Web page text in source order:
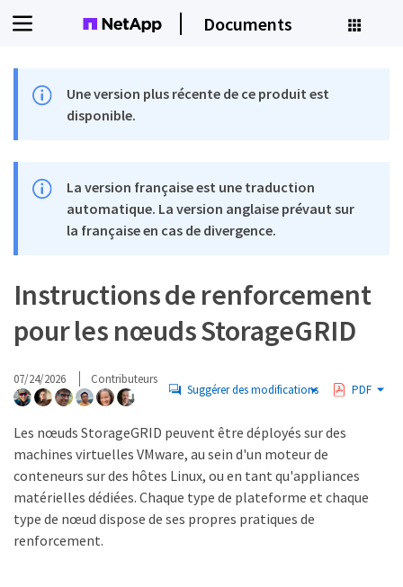
Documents
Une version plus récente de ce produit est
disponible.
La version française est une traduction
automatique. La version anglaise prévaut sur
la française en cas de divergence.
Instructions de renforcement
pour les nœuds StorageGRID
07/24/2026 Contributeurs
Suggérer des modifications PDF
Les nœuds StorageGRID peuvent être déployés sur des
machines virtuelles VMware, au sein d'un moteur de
conteneurs sur des hôtes Linux, ou en tant qu'appliances
matérielles dédiées. Chaque type de plateforme et chaque
type de nœud dispose de ses propres pratiques de
renforcement.